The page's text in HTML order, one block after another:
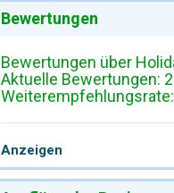
Bewertungen
Bewertungen über
Aktuelle Bewertungen:
Anzeigen